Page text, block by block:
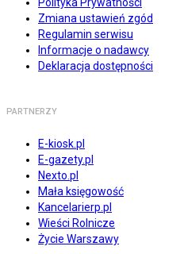
Zmiana ustawień zgód
Regulamin serwisu
Informacje o nadawcy
Deklaracja dostępności
PARTNERZY
E-kiosk.pl
E-gazety.pl
Nexto.pl
Mała księgowość
Kancelarierp.pl
Wieści Rolnicze
Życie Warszawy